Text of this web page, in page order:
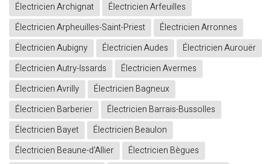
Électricien Archignat
Électricien Arfeuilles
Électricien Arpheuilles-Saint-Priest
Électricien Arronnes
Électricien Aubigny
Électricien Audes
Électricien Aurouër
Électricien Autry-Issards
Électricien Avermes
Électricien Avrilly
Électricien Bagneux
Électricien Barberier
Électricien Barrais-Bussolles
Électricien Bayet
Électricien Beaulon
Électricien Beaune-d'Allier
Électricien Bègues